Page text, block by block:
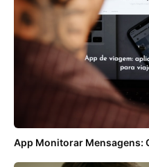
App Monitorar Mensagens: